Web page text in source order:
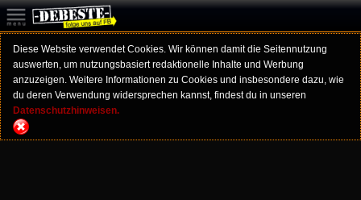
Diese Website verwendet Cookies. Wir können damit die Seitennutzung
auswerten, um nutzungsbasiert redaktionelle Inhalte und Werbung
anzuzeigen. Weitere Informationen zu Cookies und insbesondere dazu, wie
du deren Verwendung widersprechen kannst, findest du in unseren
Datenschutzhinweisen.